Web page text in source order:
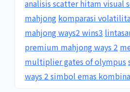
analisis scatter hitam visual
mahjong komparasi
mahjong ways2 wins3
premium mahjong ways 2
multiplier gates of olympus
ways 2 simbol emas